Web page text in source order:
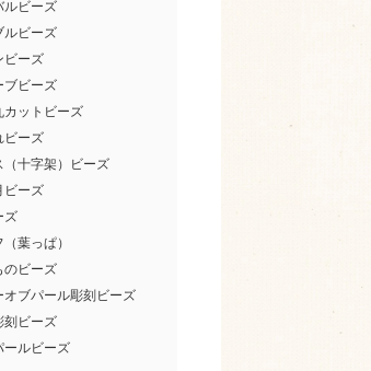
ルビーズ
ルビーズ
ビーズ
ブビーズ
カットビーズ
ビーズ
（十字架）ビーズ
ビーズ
ズ
（葉っぱ）
のビーズ
オブパール彫刻ビーズ
刻ビーズ
ールビーズ